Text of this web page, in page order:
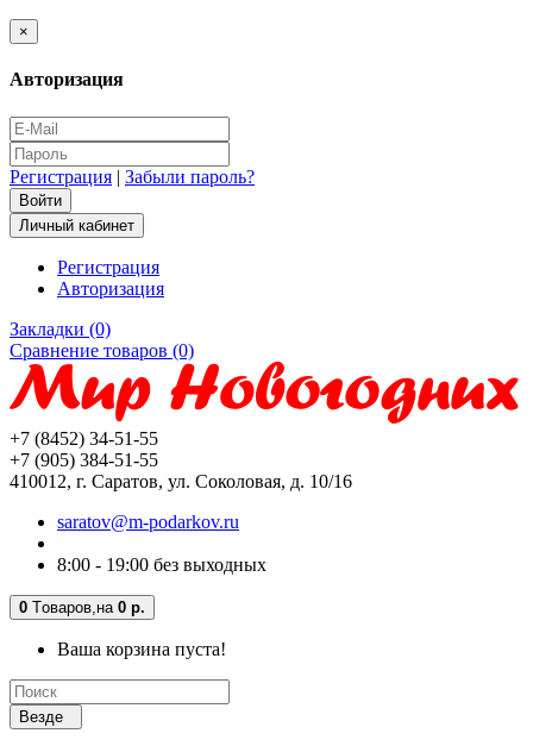
×
Авторизация
Регистрация | Забыли пароль?
Личный кабинет
Регистрация
Авторизация
Закладки (0)
Сравнение товаров (0)
+7 (8452) 34-51-55
+7 (905) 384-51-55
410012, г. Саратов, ул. Соколовая, д. 10/16
saratov@m-podarkov.ru
8:00 - 19:00 без выходных
0 Tоваров, на 0 р.
Ваша корзина пуста!
Везде